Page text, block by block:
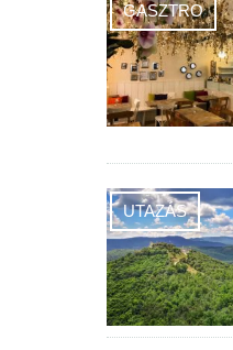
GASZTRO
UTAZÁS